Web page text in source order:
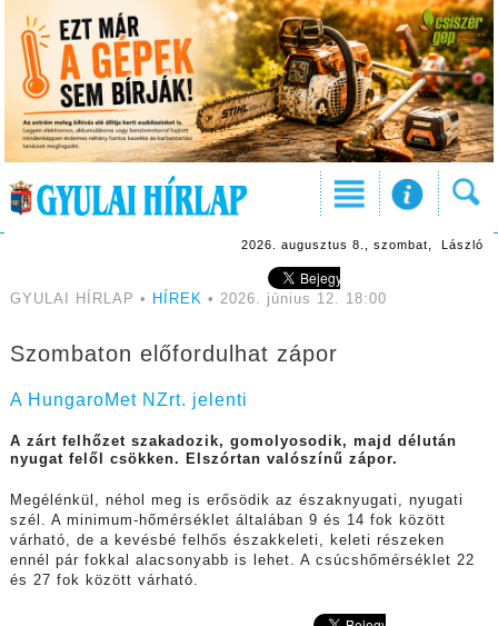
2026. augusztus 8., szombat, László
GYULAI HÍRLAP • HÍREK • 2026. június 12. 18:00
Szombaton előfordulhat zápor
A HungaroMet NZrt. jelenti
A zárt felhőzet szakadozik, gomolyosodik, majd délután
nyugat felől csökken. Elszórtan valószínű zápor.
Megélénkül, néhol meg is erősödik az északnyugati, nyugati
szél. A minimum-hőmérséklet általában 9 és 14 fok között
várható, de a kevésbé felhős északkeleti, keleti részeken
ennél pár fokkal alacsonyabb is lehet. A csúcshőmérséklet 22
és 27 fok között várható.